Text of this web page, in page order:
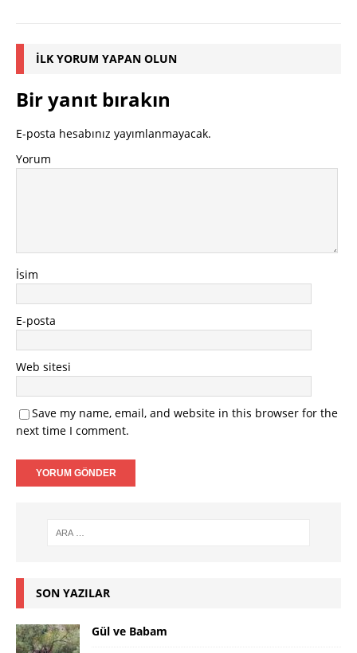
İLK YORUM YAPAN OLUN
Bir yanıt bırakın
E-posta hesabınız yayımlanmayacak.
Yorum
İsim
E-posta
Web sitesi
Save my name, email, and website in this browser for the
next time I comment.
SON YAZILAR
Gül ve Babam